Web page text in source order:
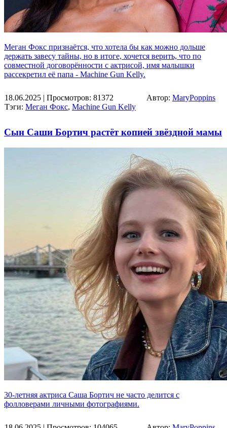
Меган Фокс признаётся, что хотела бы как можно дольше
держать завесу тайны, но в итоге, хочется верить, что по
совместной договорённости с актрисой, имя малышки
рассекретил её папа - Machine Gun Kelly.
18.06.2025 | Просмотров: 81372
Тэги: Меган Фокс, Machine Gun Kelly
Автор: MaryPoppins
Сын Саши Бортич растёт копией звёздной мамы
30-летняя актриса Саша Бортич не часто делится с
фолловерами личными фотографиями.